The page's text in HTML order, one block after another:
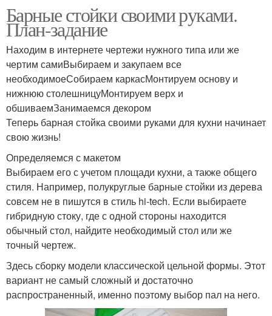
Барные стойки своими руками.
План-задание
Находим в интернете чертежи нужного типа или же
чертим самиВыбираем и закупаем все
необходимоеСобираем каркасМонтируем основу и
нижнюю столешницуМонтируем верх и
обшиваемЗанимаемся декором
Теперь барная стойка своими руками для кухни начинает
свою жизнь!
Определяемся с макетом
Выбираем его с учетом площади кухни, а также общего
стиля. Например, полукруглые барные стойки из дерева
совсем не в пишутся в стиль hi-tech. Если выбираете
гибридную стоку, где с одной стороны находится
обычный стол, найдите необходимый стол или же
точный чертеж.
Здесь сборку модели классической цельной формы. Этот
вариант не самый сложный и достаточно
распространенный, именно поэтому выбор пал на него.